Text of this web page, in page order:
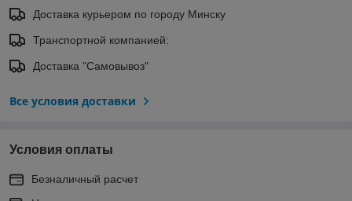
Доставка курьером по городу Минску
Транспортной компанией:
Доставка "Самовывоз"
Все условия доставки
Условия оплаты
Безналичный расчет